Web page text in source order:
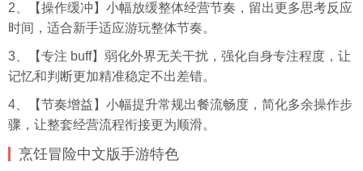
2、【操作缓冲】小幅放缓整体经营节奏，留出更多思考反应
时间，适合新手适应游玩整体节奏。
3、【专注 buff】弱化外界无关干扰，强化自身专注程度，让
记忆和判断更加精准稳定不出差错。
4、【节奏增益】小幅提升常规出餐流畅度，简化多余操作步
骤，让整套经营流程衔接更为顺滑。
烹饪冒险中文版手游特色